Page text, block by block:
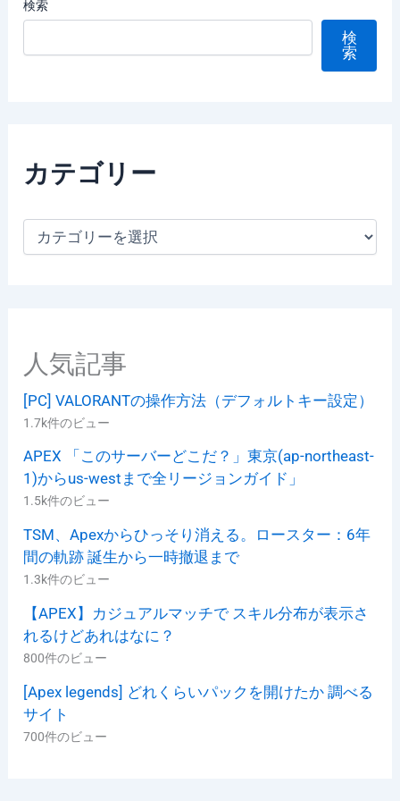
検索
検
索
カテゴリー
人気記事
[PC] VALORANTの操作方法（デフォルトキー設定）
1.7k件のビュー
APEX 「このサーバーどこだ？」東京(ap-northeast-
1)からus-westまで全リージョンガイド」
1.5k件のビュー
TSM、Apexからひっそり消える。ロースター：6年
間の軌跡 誕生から一時撤退まで
1.3k件のビュー
【APEX】カジュアルマッチで スキル分布が表示さ
れるけどあれはなに？
800件のビュー
[Apex legends] どれくらいパックを開けたか 調べる
サイト
700件のビュー